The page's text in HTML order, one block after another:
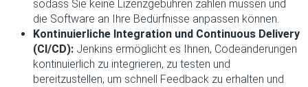
sodass Sie keine Lizenzgebühren zahlen müssen und
die Software an Ihre Bedürfnisse anpassen können.
Kontinuierliche Integration und Continuous Delivery
(CI/CD): Jenkins ermöglicht es Ihnen, Codeänderungen
kontinuierlich zu integrieren, zu testen und
bereitzustellen, um schnell Feedback zu erhalten und